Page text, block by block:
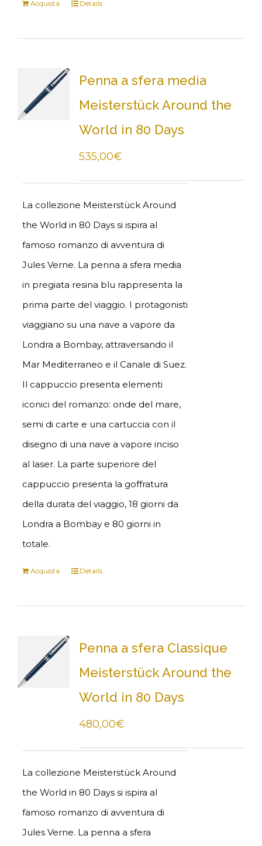
Acquista Details
Penna a sfera media
Meisterstück Around the
World in 80 Days
535,00€
La collezione Meisterstück Around
the World in 80 Days si ispira al
famoso romanzo di avventura di
Jules Verne. La penna a sfera media
in pregiata resina blu rappresenta la
prima parte del viaggio. I protagonisti
viaggiano su una nave a vapore da
Londra a Bombay, attraversando il
Mar Mediterraneo e il Canale di Suez.
Il cappuccio presenta elementi
iconici del romanzo: onde del mare,
semi di carte e una cartuccia con il
disegno di una nave a vapore inciso
al laser. La parte superiore del
cappuccio presenta la goffratura
della durata del viaggio, 18 giorni da
Londra a Bombay e 80 giorni in
totale.
Acquista Details
Penna a sfera Classique
Meisterstück Around the
World in 80 Days
480,00€
La collezione Meisterstück Around
the World in 80 Days si ispira al
famoso romanzo di avventura di
Jules Verne. La penna a sfera